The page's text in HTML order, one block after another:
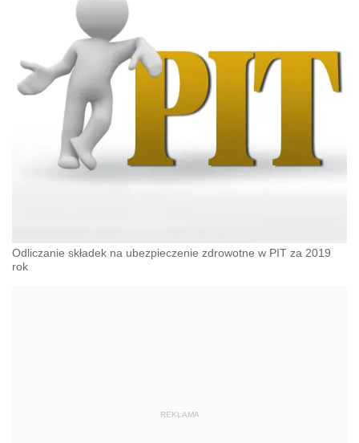
Odliczanie składek na ubezpieczenie zdrowotne w PIT za 2019
rok